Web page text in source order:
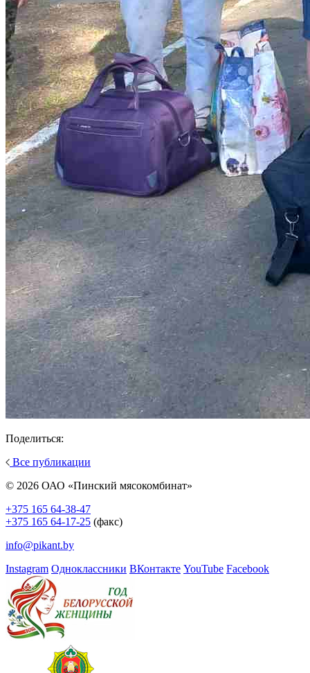
Поделиться:
Все публикации
© 2026 ОАО «Пинский мясокомбинат»
+375 165 64-38-47
+375 165 64-17-25 (факс)
info@pikant.by
Instagram Одноклассники ВКонтакте YouTube Facebook